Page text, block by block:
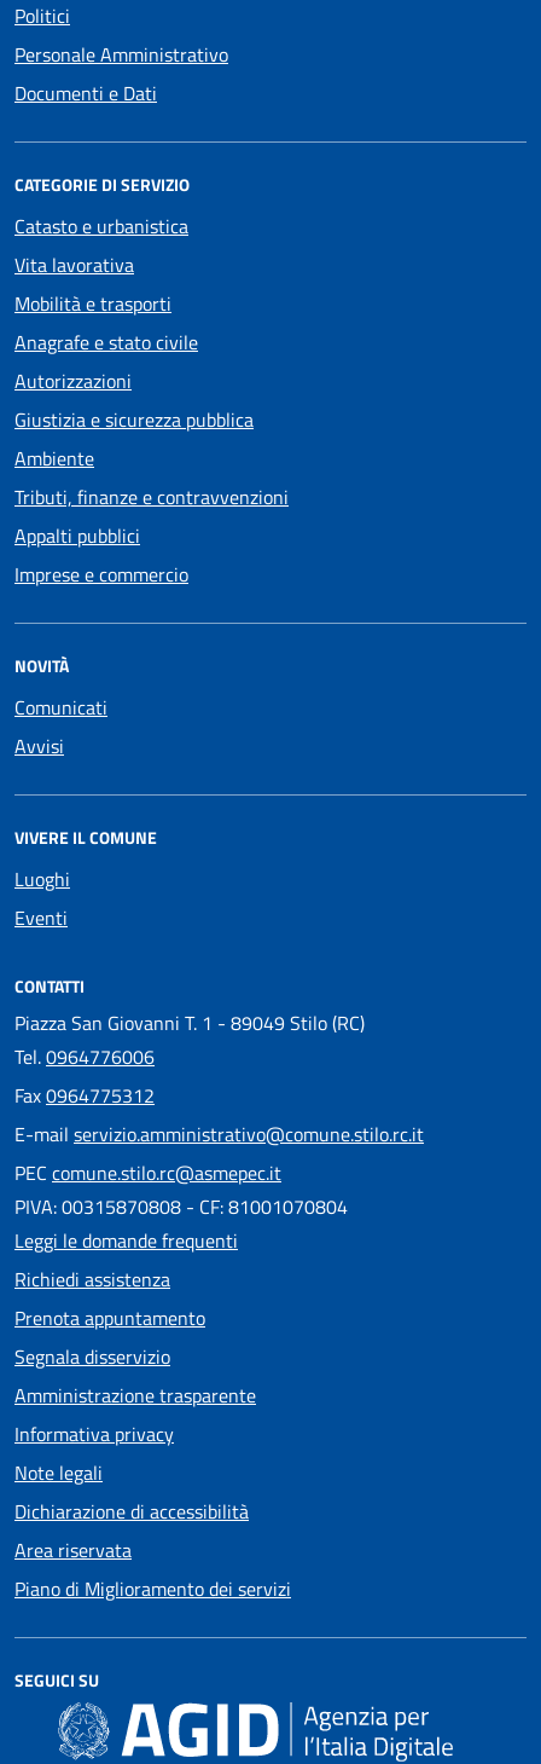
Politici
Personale Amministrativo
Documenti e Dati
CATEGORIE DI SERVIZIO
Catasto e urbanistica
Vita lavorativa
Mobilità e trasporti
Anagrafe e stato civile
Autorizzazioni
Giustizia e sicurezza pubblica
Ambiente
Tributi, finanze e contravvenzioni
Appalti pubblici
Imprese e commercio
NOVITÀ
Comunicati
Avvisi
VIVERE IL COMUNE
Luoghi
Eventi
CONTATTI
Piazza San Giovanni T. 1 - 89049 Stilo (RC)
Tel.0964776006
Fax0964775312
E-mail servizio.amministrativo@comune.stilo.rc.it
PEC comune.stilo.rc@asmepec.it
PIVA: 00315870808 - CF: 81001070804
Leggi le domande frequenti
Richiedi assistenza
Prenota appuntamento
Segnala disservizio
Amministrazione trasparente
Informativa privacy
Note legali
Dichiarazione di accessibilità
Area riservata
Piano di Miglioramento dei servizi
SEGUICI SU